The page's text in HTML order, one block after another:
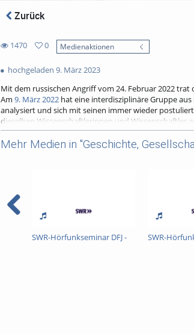
Zurück
1470
views
0
favorites
Medienaktionen
hochgeladen 9. März 2023
Mit dem russischen Angriff vom 24. Februar 2022
Am 9. März 2022hat eine interdisziplinäre Gruppe
analysiert und sich mit seinen immer wieder
dieselben Wissenschaftlerinnen und Wissenschaftler
eine Zwischenbilanz ziehen.
Weiterführende Informationen finden Sie
Referent/in:
Mehr Medien in "Geschichte,
SWR-Hörfunkseminar DFJ -
SWR-